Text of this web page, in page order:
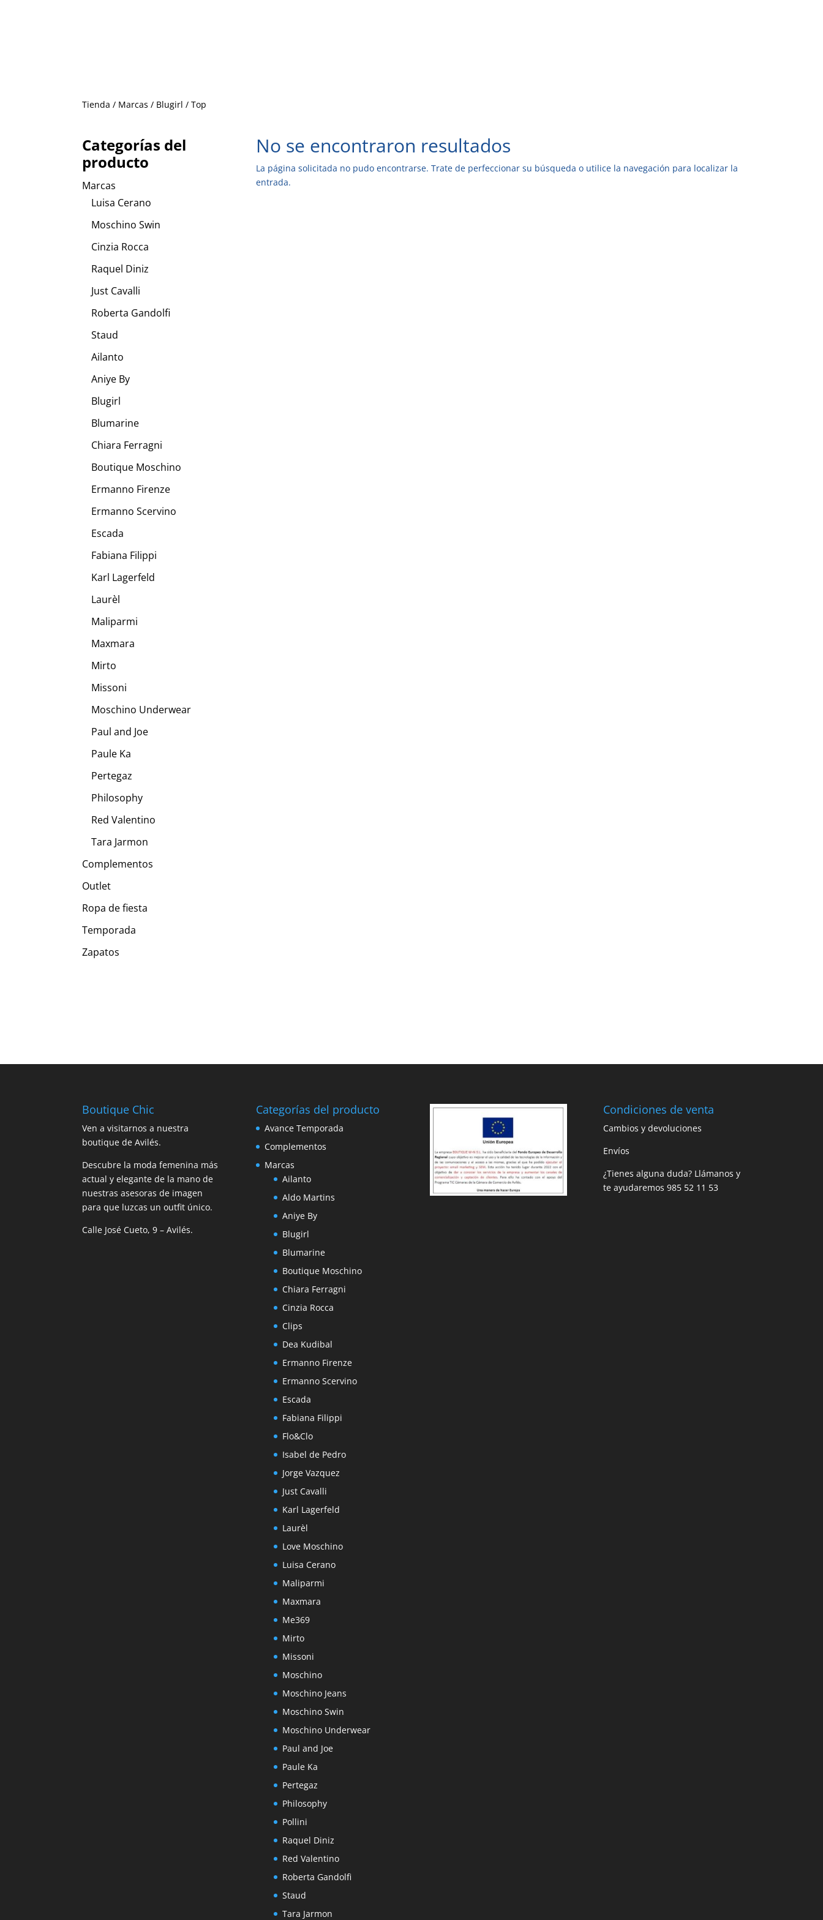
Tienda / Marcas / Blugirl / Top
Categorías del
producto
Marcas
Luisa Cerano
Moschino Swin
Cinzia Rocca
Raquel Diniz
Just Cavalli
Roberta Gandolfi
Staud
Ailanto
Aniye By
Blugirl
Blumarine
Chiara Ferragni
Boutique Moschino
Ermanno Firenze
Ermanno Scervino
Escada
Fabiana Filippi
Karl Lagerfeld
Laurèl
Maliparmi
Maxmara
Mirto
Missoni
Moschino Underwear
Paul and Joe
Paule Ka
Pertegaz
Philosophy
Red Valentino
Tara Jarmon
Complementos
Outlet
Ropa de fiesta
Temporada
Zapatos
No se encontraron resultados
La página solicitada no pudo encontrarse. Trate de perfeccionar su búsqueda o utilice la navegación para localizar la
entrada.
Boutique Chic
Ven a visitarnos a nuestra
boutique de Avilés.
Descubre la moda femenina más
actual y elegante de la mano de
nuestras asesoras de imagen
para que luzcas un outfit único.
Calle José Cueto, 9 – Avilés.
Categorías del producto
Avance Temporada
Complementos
Marcas
Ailanto
Aldo Martins
Aniye By
Blugirl
Blumarine
Boutique Moschino
Chiara Ferragni
Cinzia Rocca
Clips
Dea Kudibal
Ermanno Firenze
Ermanno Scervino
Escada
Fabiana Filippi
Flo&Clo
Isabel de Pedro
Jorge Vazquez
Just Cavalli
Karl Lagerfeld
Laurèl
Love Moschino
Luisa Cerano
Maliparmi
Maxmara
Me369
Mirto
Missoni
Moschino
Moschino Jeans
Moschino Swin
Moschino Underwear
Paul and Joe
Paule Ka
Pertegaz
Philosophy
Pollini
Raquel Diniz
Red Valentino
Roberta Gandolfi
Staud
Tara Jarmon
Condiciones de venta
Cambios y devoluciones
Envíos
¿Tienes alguna duda? Llámanos y
te ayudaremos985 52 11 53